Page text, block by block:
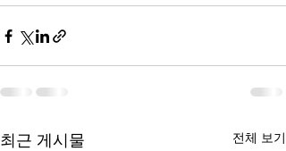
최근 게시물 전체 보기